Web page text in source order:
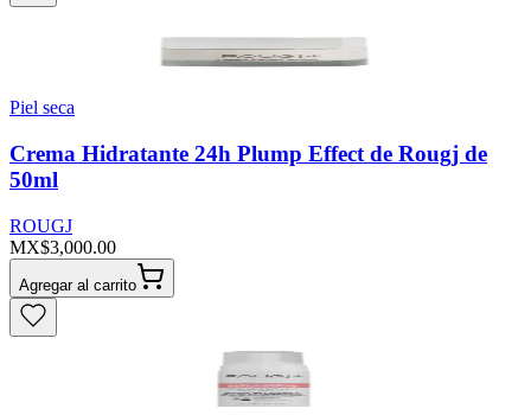
Piel seca
Crema Hidratante 24h Plump Effect de Rougj de
50ml
ROUGJ
MX$3,000.00
Agregar al carrito